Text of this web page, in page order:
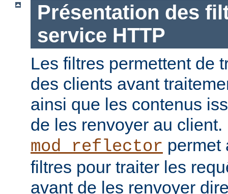
Présentation des
service HTTP
Les filtres permettent de
des clients avant
ainsi que les contenus
de les renvoyer au
mod_reflector permet
filtres pour traiter les
avant de les renvoyer